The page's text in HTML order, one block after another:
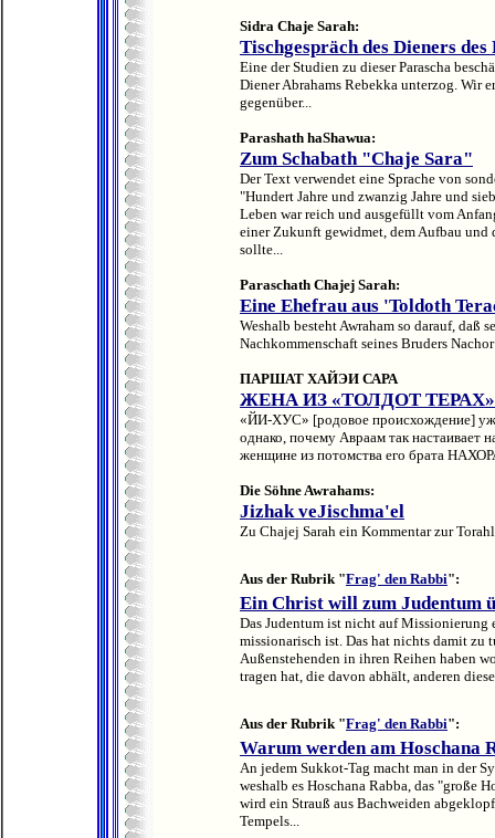
Sidra Chaje Sarah:
Tischgespräch des Dieners
Eine der Studien zu dieser Parascha
Diener Abrahams Rebekka unterzog. Wir
gegenüber...
Parashath haShawua:
Zum Schabath "Chaje Sara"
Der Text verwendet eine Sprache von
"Hundert Jahre und zwanzig Jahre und
Leben war reich und ausgefüllt vom
einer Zukunft gewidmet, dem Aufbau
sollte...
Paraschath Chajej Sarah:
Eine Ehefrau aus 'Toldoth
Weshalb besteht Awraham so darauf, daß
Nachkommenschaft seines Bruders
ПАРШАТ ХАЙЭИ САРА
ЖЕНА ИЗ «ТОЛДОТ ТЕРАХ»
«ЙИ-ХУС» [родовое происхождение]
однако, почему Авраам так настаивает
женщине из потомства его брата
Die Söhne Awrahams:
Jizhak veJischma'el
Zu Chajej Sarah ein Kommentar zur
Aus der Rubrik "Frag' den Rabbi":
Ein Christ will zum Judentum
Das Judentum ist nicht auf Missionierung
missionarisch ist. Das hat nichts damit zu
Außenstehenden in ihren Reihen haben
tragen hat, die davon abhält, anderen
Aus der Rubrik "Frag' den Rabbi":
Warum werden am Hoschana
An jedem Sukkot-Tag macht man in der
weshalb es Hoschana Rabba, das "große
wird ein Strauß aus Bachweiden
Tempels...